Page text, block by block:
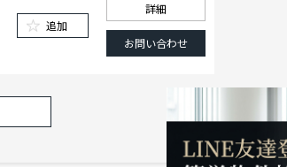
追加
詳細
お問い合わせ
追加
お問い合わせ